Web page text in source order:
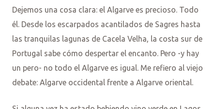
Dejemos una cosa clara: el Algarve es precioso. Todo
él. Desde los escarpados acantilados de Sagres hasta
las tranquilas lagunas de Cacela Velha, la costa sur de
Portugal sabe cómo despertar el encanto. Pero -y hay
un pero- no todo el Algarve es igual. Me refiero al viejo
debate: Algarve occidental frente a Algarve oriental.